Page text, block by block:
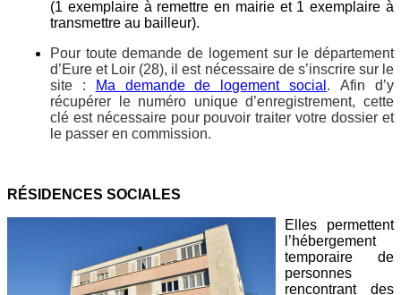
(1 exemplaire à remettre en mairie et 1 exemplaire à
transmettre au bailleur).
Pour toute demande de logement sur le département
d’Eure et Loir (28), il est nécessaire de s’inscrire sur le
site :
Ma demande de logement social . Afin d’y
récupérer le numéro unique d’enregistrement, cette
clé est nécessaire pour pouvoir traiter votre dossier et
le passer en commission.
RÉSIDENCES SOCIALES
Elles permettent
l’hébergement
temporaire de
personnes
rencontrant des